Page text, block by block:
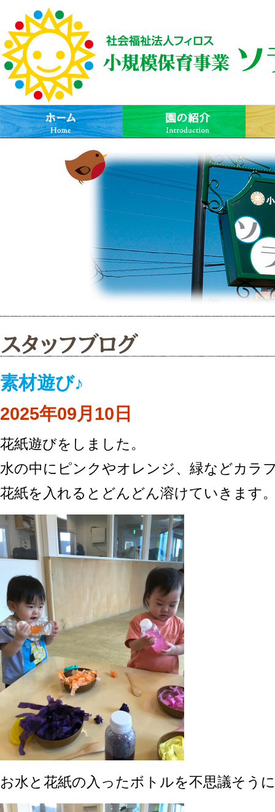
素材遊び♪
2025年09月10日
花紙遊びをしました。
水の中にピンクやオレンジ、緑などカラ
花紙を入れるとどんどん溶けていきます
お水と花紙の入ったボトルを不思議そう